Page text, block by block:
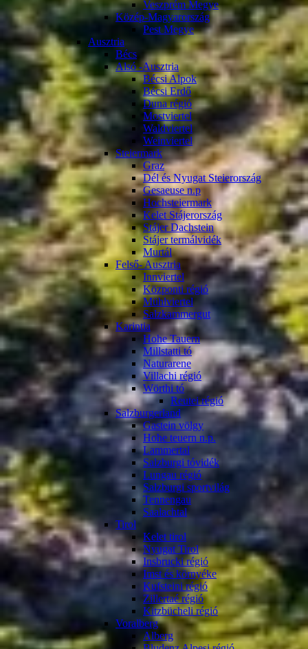
Veszprém Megye
Közép-Magyarország
Pest Megye
Ausztria
Bécs
Alsó -Ausztria
Bécsi Alpok
Bécsi Erdő
Duna régió
Mostviertel
Waldviertel
Weinviertel
Steiermark
Graz
Dél és Nyugat Steierország
Gesaeuse n.p
Hochsteiermark
Kelet Stájerország
Stájer Dachstein
Stájer termálvidék
Murtál
Felső- Ausztria
Innviertel
Központi régió
Mühlviertel
Salzkammergut
Karintia
Hohe Tauern
Millstatti tó
Naturarene
Villachi régió
Wörthi tó
Reutei régió
Salzburgerland
Gastein völgy
Hohe teuern n.p.
Lammertal
Salzburgi tóvidék
Lungau régió
Salzburgi sportvilág
Tennengau
Saalachtal
Tirol
Kelet tirol
Nyugat Tirol
Insbrucki régió
Imst és környéke
Kufsteini régió
Zillertaé régió
Kitzbücheli régió
Voralberg
Alberg